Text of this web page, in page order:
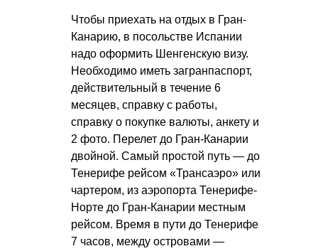
Чтобы приехать на отдых в Гран-
Канарию, в посольстве Испании
надо оформить Шенгенскую визу.
Необходимо иметь загранпаспорт,
действительный в течение 6
месяцев, справку с работы,
справку о покупке валюты, анкету и
2 фото. Перелет до Гран-Канарии
двойной. Самый простой путь — до
Тенерифе рейсом «Трансаэро» или
чартером, из аэропорта Тенерифе-
Норте до Гран-Канарии местным
рейсом. Время в пути до Тенерифе
7 часов, между островами —